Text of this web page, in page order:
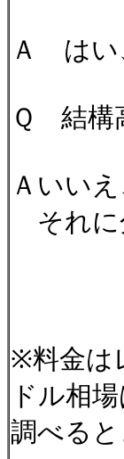
Ａ はい
Ｑ 結構
Ａいい
それに
ご相
※料金は
ドル相
調べる